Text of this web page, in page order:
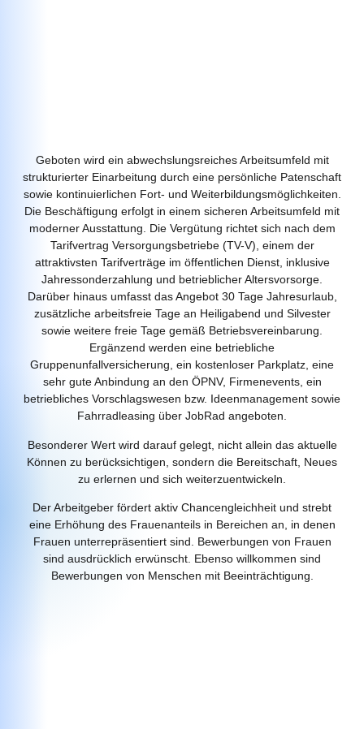
Geboten wird ein abwechslungsreiches Arbeitsumfeld mit
strukturierter Einarbeitung durch eine persönliche Patenschaft
sowie kontinuierlichen Fort- und Weiterbildungsmöglichkeiten.
Die Beschäftigung erfolgt in einem sicheren Arbeitsumfeld mit
moderner Ausstattung. Die Vergütung richtet sich nach dem
Tarifvertrag Versorgungsbetriebe (TV-V), einem der
attraktivsten Tarifverträge im öffentlichen Dienst, inklusive
Jahressonderzahlung und betrieblicher Altersvorsorge.
Darüber hinaus umfasst das Angebot 30 Tage Jahresurlaub,
zusätzliche arbeitsfreie Tage an Heiligabend und Silvester
sowie weitere freie Tage gemäß Betriebsvereinbarung.
Ergänzend werden eine betriebliche
Gruppenunfallversicherung, ein kostenloser Parkplatz, eine
sehr gute Anbindung an den ÖPNV, Firmenevents, ein
betriebliches Vorschlagswesen bzw. Ideenmanagement sowie
Fahrradleasing über JobRad angeboten.
Besonderer Wert wird darauf gelegt, nicht allein das aktuelle
Können zu berücksichtigen, sondern die Bereitschaft, Neues
zu erlernen und sich weiterzuentwickeln.
Der Arbeitgeber fördert aktiv Chancen­gleichheit und strebt
eine Erhöhung des Frauenanteils in Bereichen an, in denen
Frauen unterrepräsentiert sind. Bewerbungen von Frauen
sind ausdrücklich erwünscht. Ebenso willkommen sind
Bewerbungen von Menschen mit Beeinträchtigung.